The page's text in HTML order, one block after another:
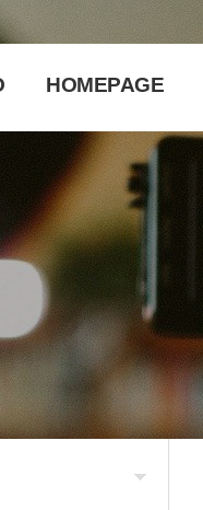
HOMEPAGE